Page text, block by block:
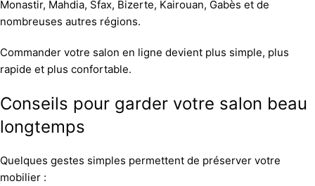
Monastir, Mahdia, Sfax, Bizerte, Kairouan, Gabès et de
nombreuses autres régions.
Commander votre salon en ligne devient plus simple, plus
rapide et plus confortable.
Conseils pour garder votre salon beau
longtemps
Quelques gestes simples permettent de préserver votre
mobilier :